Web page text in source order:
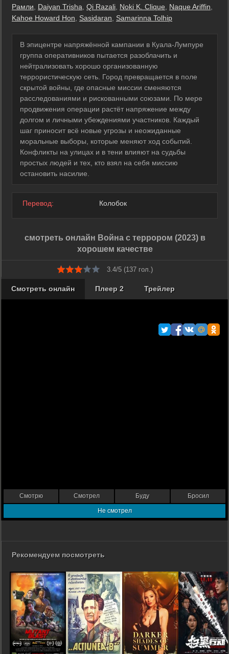
Рамли
Daiyan Trisha Qi Razali Noki K. Clique Naque Ariffin
Kahoe Howard Hon
Sasidaran Samarinna Tolhip
В эпицентре напряжённой кампании в Куала-Лумпуре
группа оперативников пытается разоблачить и
нейтрализовать хорошо организованную
террористическую сеть. Город превращается в поле
скрытой войны, где опасные миссии сменяются
расследованиями и рискованными союзами. По мере
продвижения операции растёт напряжение между
долгом и личными убеждениями участников. Каждый
шаг приносит всё новые угрозы и неожиданные
моральные выборы, которые меняют ход событий.
Конфликты на улицах и в тени влияют на судьбы
простых людей и тех, кто взял на себя миссию
остановить насилие.
Перевод: Колобок
смотреть онлайн Война с террором (2023) в
хорошем качестве
3.4/5 (137гол.)
Смотреть онлайн Плеер 2 Трейлер
Смотрю Смотрел Буду Бросил
Не смотрел
Рекомендуем посмотреть